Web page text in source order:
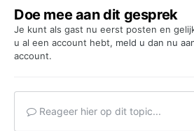
Doe mee aan dit gesprek
Je kunt als gast nu eerst posten en
u al een account hebt, meld u dan nu
account.
Reageer hier op dit topic...